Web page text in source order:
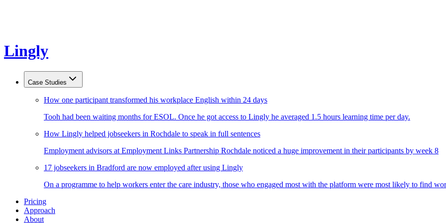
Lingly
Case Studies
How one participant transformed his workplace English within 24 days
Tooh had been waiting months for ESOL. Once he got access to Lingly he averaged 1.5 hours learning time per day.
How Lingly helped jobseekers in Rochdale to speak in full sentences
Employment advisors at Employment Links Partnership Rochdale noticed a huge improvement in their participants by week 8
17 jobseekers in Bradford are now employed after using Lingly
On a programme to help workers enter the care industry, those who engaged most with the platform were most likely to find
Pricing
Approach
About